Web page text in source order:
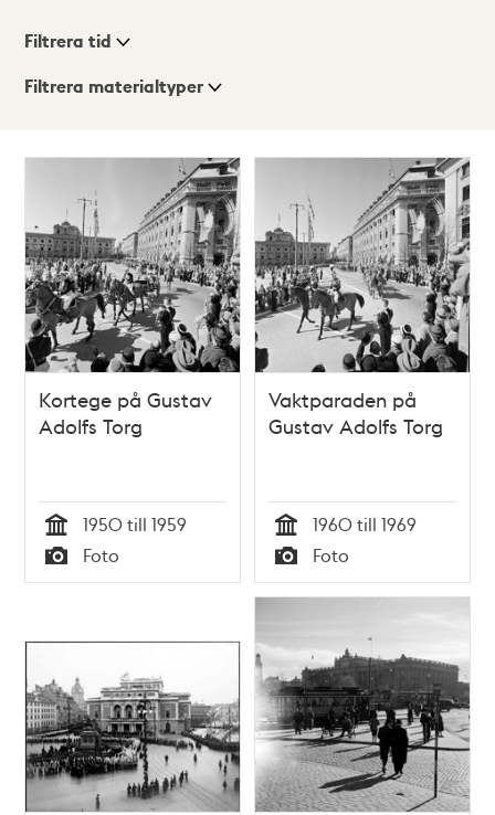
Visningsläge
Filtrera tid
Filtrera materialtyper
Kortege på Gustav
Adolfs Torg
Tid
1950 till 1959
Typ
Foto
Vaktparaden på
Gustav Adolfs Torg
Tid
1960 till 1969
Typ
Foto